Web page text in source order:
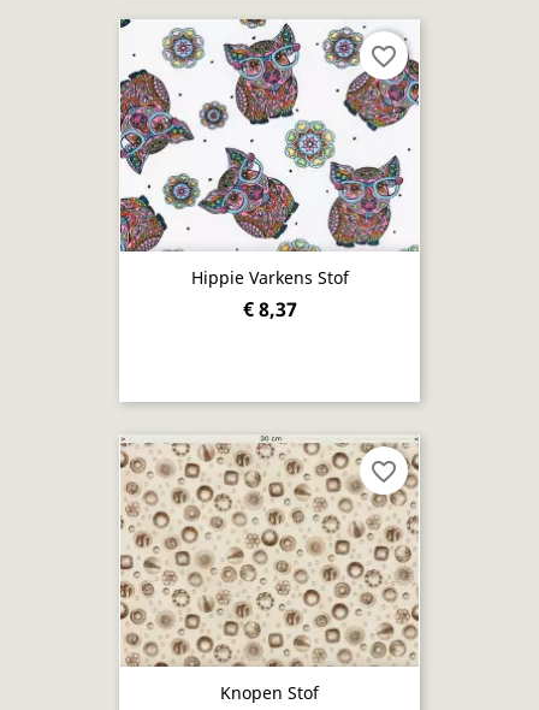
Hippie Varkens Stof
€ 8,37
favorite_border
Knopen Stof
favorite_border